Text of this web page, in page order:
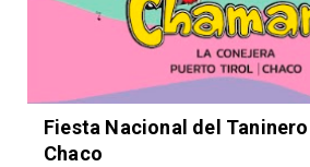
Fiesta Nacional del
Chaco